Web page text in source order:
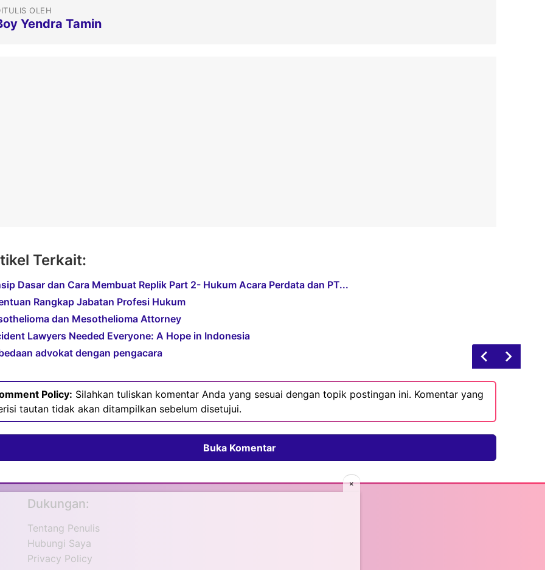
OLEH
Yendra Tamin
Terkait:
Dasar dan Cara Membuat Replik Part 2- Hukum Acara Perdata dan PT...
Rangkap Jabatan Profesi Hukum
dan Mesothelioma Attorney
Lawyers Needed Everyone: A Hope in Indonesia
advokat dengan pengacara
Policy: Silahkan tuliskan komentar Anda yang sesuai dengan topik postingan ini. Komentar yang
tautan tidak akan ditampilkan sebelum disetujui.
Buka Komentar
Dukungan:
Tentang Penulis
Hubungi Saya
Privacy Policy
×